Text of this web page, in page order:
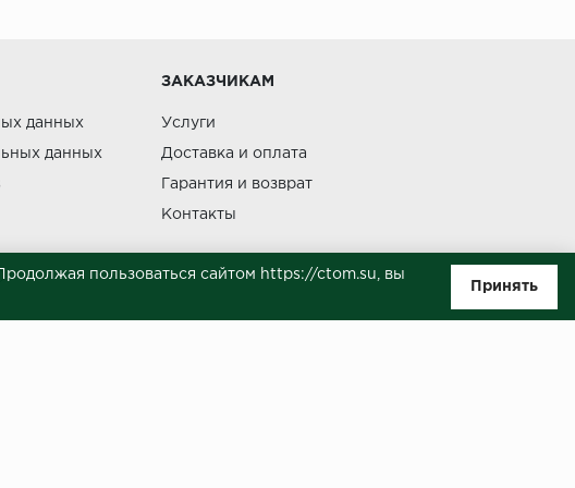
данных
данных
ЗАКАЗЧИКАМ
Услуги
Доставка и оплата
Гарантия и возврат
Контакты
пользоваться сайтом https://ctom.su, вы
Принять